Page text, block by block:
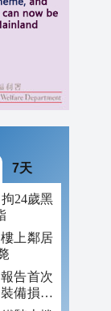
7天
24歲黑
上鄰居
告首次
備損毀